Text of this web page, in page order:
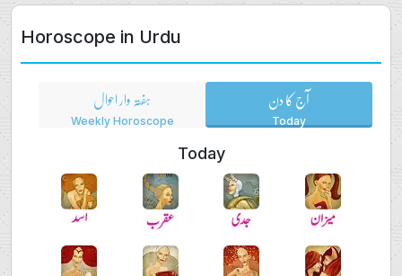
Horoscope in Urdu
ہفتہ وار احوال
Weekly Horoscope
آج کا دن
Today
Today